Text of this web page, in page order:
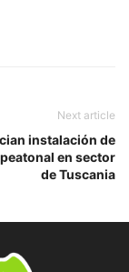
Next article
instalación de
en sector
de Tuscania